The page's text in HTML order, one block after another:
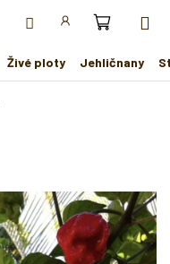
Živé ploty Jehličnany